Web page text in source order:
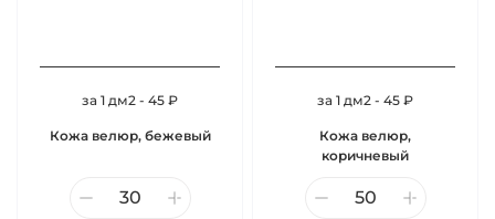
за 1 дм2 - 45 ₽
Кожа велюр, бежевый
за 1 дм2 - 45 ₽
Кожа велюр,
коричневый